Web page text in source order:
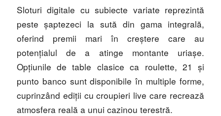
Sloturi digitale cu subiecte variate reprezintă
peste șaptezeci la sută din gama integrală,
oferind premii mari în creștere care au
potențialul de a atinge montante uriașe.
Opțiunile de table clasice ca roulette, 21 și
punto banco sunt disponibile în multiple forme,
cuprinzând ediții cu croupieri live care recrează
atmosfera reală a unui cazinou terestră.